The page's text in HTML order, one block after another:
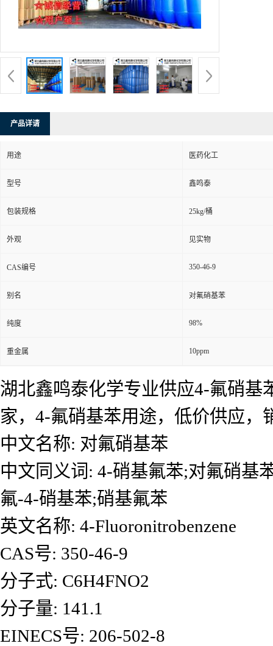
产品详请
用途 医药化工
型号 鑫鸣泰
包装规格 25kg/桶
外观 见实物
CAS编号 350-46-9
别名 对氟硝基苯
纯度 98%
重金属 10ppm
湖北鑫鸣泰化学专业供应4-氟硝基
家，4-氟硝基苯用途，低价供应
中文名称: 对氟硝基苯
中文同义词: 4-硝基氟苯;对氟硝基
氟-4-硝基苯;硝基氟苯
英文名称: 4-Fluoronitrobenzene
CAS号: 350-46-9
分子式: C6H4FNO2
分子量: 141.1
EINECS号: 206-502-8